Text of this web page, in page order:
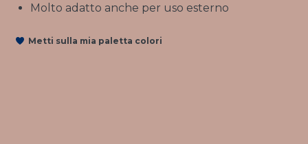
Molto adatto anche per uso esterno
Metti sulla mia paletta colori